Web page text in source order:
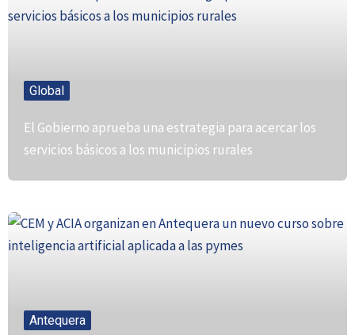
Global
El Gobierno aprueba una estrategia para acercar los
servicios básicos a los municipios rurales
Antequera